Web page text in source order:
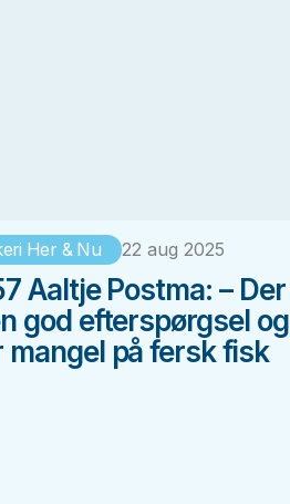
Her & Nu 22 aug 2025
Aaltje Postma: – Der
god efterspørgsel og
mangel på fersk fisk